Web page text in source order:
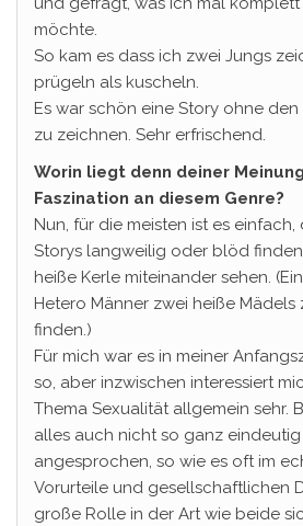
möchte.
So kam es dass ich zwei Jungs
prügeln als kuscheln.
Es war schön eine Story ohne
zu zeichnen. Sehr erfrischend.
Worin liegt denn deiner
Faszination an diesem Genre?
Nun, für die meisten ist es einfach,
Storys langweilig oder blöd
heiße Kerle miteinander sehen.
Hetero Männer zwei heiße Mädels
finden.)
Für mich war es in meiner
so, aber inzwischen interessiert
Thema Sexualität allgemein sehr.
alles auch nicht so ganz
angesprochen, so wie es oft im
Vorurteile und gesellschaftlichen
große Rolle in der Art wie beide